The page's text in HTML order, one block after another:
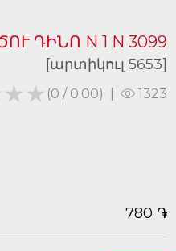
ԴԻՆՈ N 1 N 3099
[արտիկուլ 5653]
(0 / 0.00) 1323
780 ֏